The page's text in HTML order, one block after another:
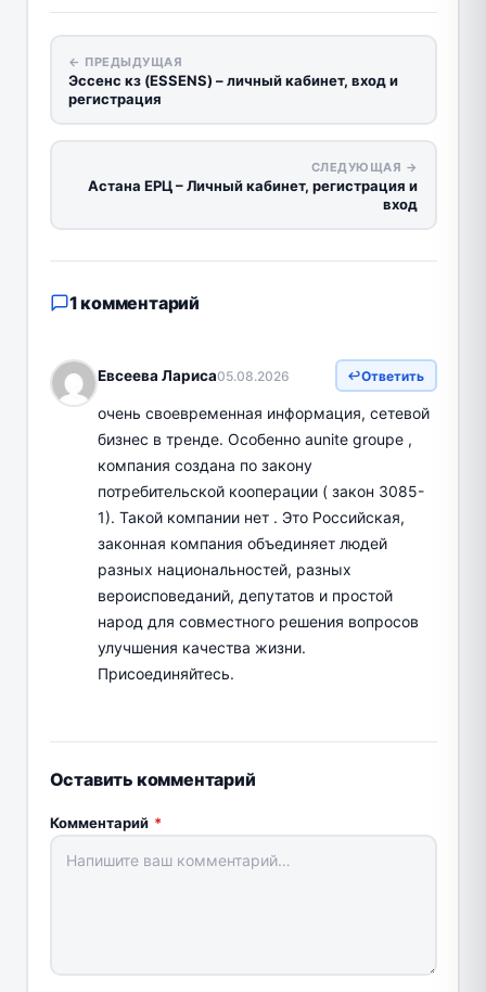
← ПРЕДЫДУЩАЯ
Эссенс кз (ESSENS) – личный кабинет, вход и
регистрация
СЛЕДУЮЩАЯ →
Астана ЕРЦ – Личный кабинет, регистрация и
вход
1 комментарий
Евсеева Лариса05.08.2026 Ответить
очень своевременная информация, сетевой
бизнес в тренде. Особенно aunite groupe ,
компания создана по закону
потребительской кооперации ( закон 3085-
1). Такой компании нет . Это Российская,
законная компания объединяет людей
разных национальностей, разных
вероисповеданий, депутатов и простой
народ для совместного решения вопросов
улучшения качества жизни.
Присоединяйтесь.
Оставить комментарий
Комментарий *